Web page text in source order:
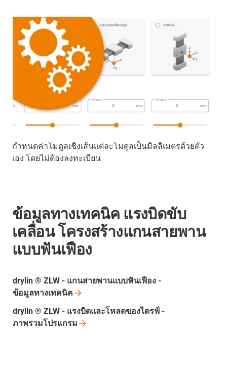
กำหนดค่าโมดูลเชิงเส้นแต่ละโมดูลเป็นมิลลิเมตรด้วยตัว
เอง โดยไม่ต้องลงทะเบียน
ข้อมูลทางเทคนิค แรงบิดขับ
เคลื่อน โครงสร้างแกนสายพาน
แบบฟันเฟือง
drylin ® ZLW - แกนสายพานแบบฟันเฟือง -
ข้อมูลทางเทคนิค
drylin ® ZLW - แรงบิดและโหลดของไดรฟ์ -
ภาพรวมโปรแกรม